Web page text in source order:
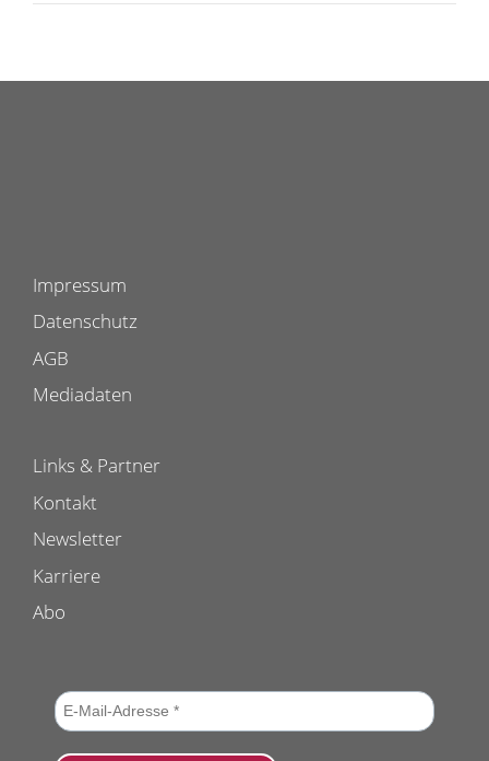
Impressum
Datenschutz
AGB
Mediadaten
Links & Partner
Kontakt
Newsletter
Karriere
Abo